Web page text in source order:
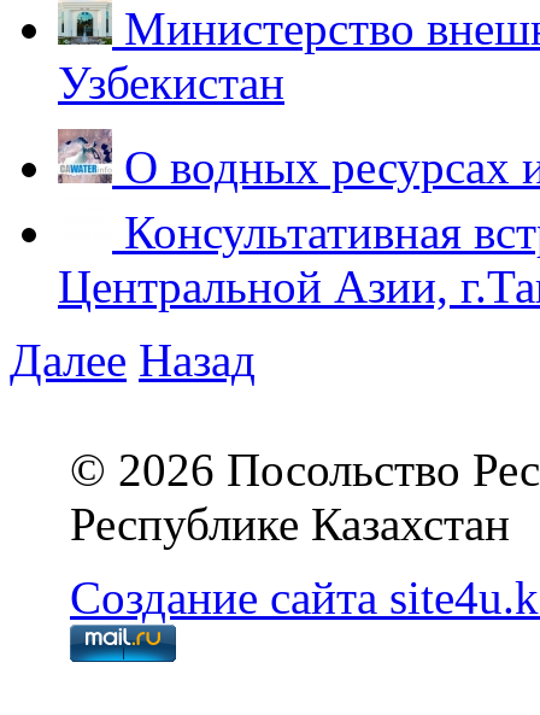
Министерство
Узбекистан
О водных ресурсах
Консультативная
Центральной Азии,
Далее Назад
© 2026 Посольство
Республике Казахстан
Создание сайта